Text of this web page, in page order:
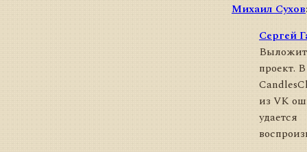
Михаил Сухов
Сергей
проект. В
из VK
удается